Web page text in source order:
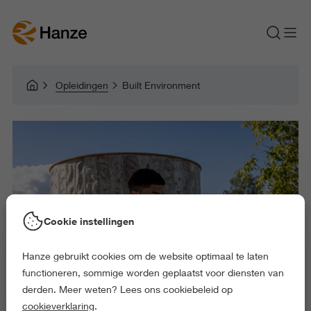
Opleidingen Built Environment
Cookie instellingen
Hanze gebruikt cookies om de website optimaal te laten
functioneren, sommige worden geplaatst voor diensten van
derden. Meer weten? Lees ons cookiebeleid op
cookieverklaring.